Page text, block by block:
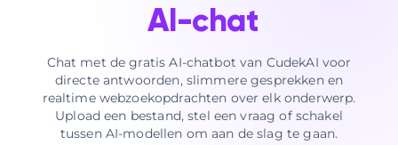
AI-chat
Chat met de gratis AI-chatbot van CudekAI voor
directe antwoorden, slimmere gesprekken en
realtime webzoekopdrachten over elk onderwerp.
Upload een bestand, stel een vraag of schakel
tussen AI-modellen om aan de slag te gaan.